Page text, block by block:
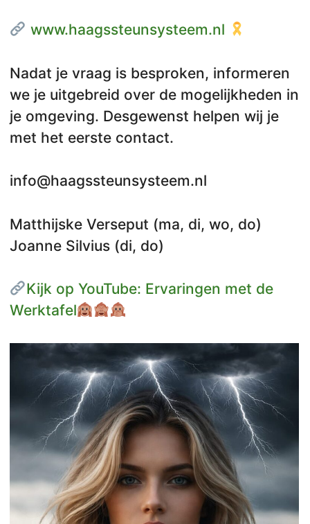
www.haagssteunsysteem.nl
Nadat je vraag is besproken, informeren
we je uitgebreid over de mogelijkheden in
je omgeving. Desgewenst helpen wij je
met het eerste contact.
info@haagssteunsysteem.nl
Matthijske Verseput (ma, di, wo, do)
Joanne Silvius (di, do)
Kijk op YouTube: Ervaringen met de
Werktafel